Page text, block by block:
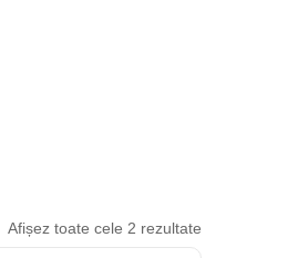
Afișez toate cele 2 rezultate